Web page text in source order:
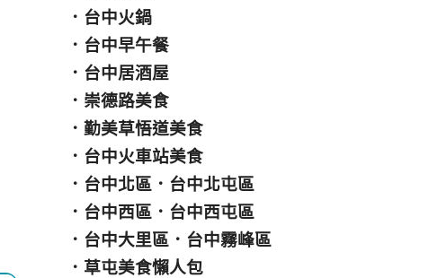
． 台中火鍋
． 台中早午餐
． 台中居酒屋
． 崇德路美食
．勤美草悟道美食
． 台中火車站美食
． 台中北區 ． 台中北屯區
． 台中西區 ． 台中西屯區
． 台中大里區 ． 台中霧峰區
． 草屯美食懶人包